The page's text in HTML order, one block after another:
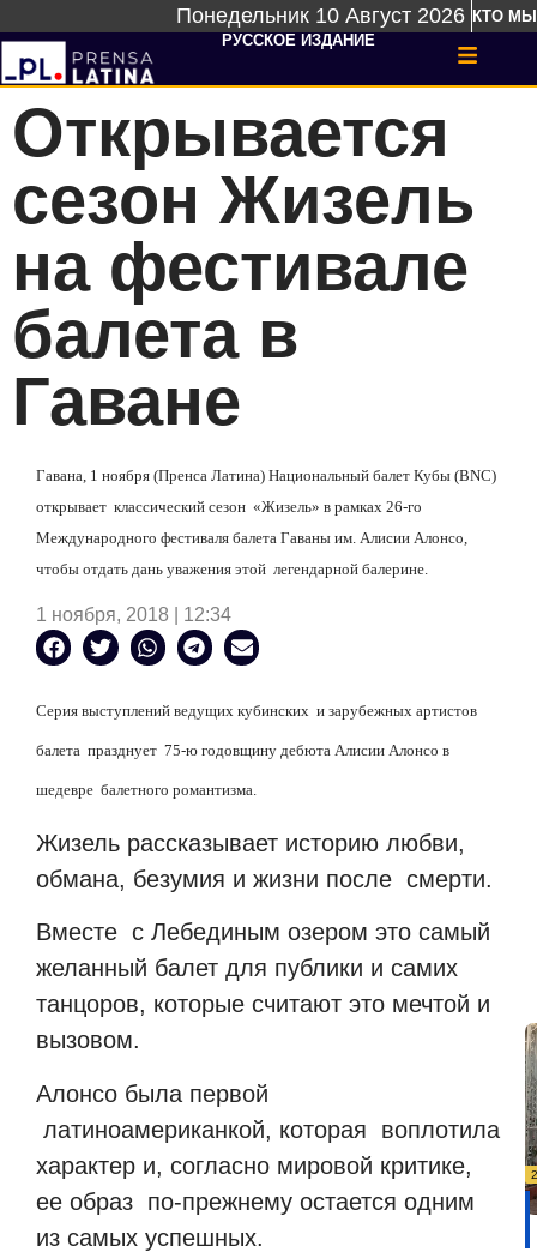
Понедельник 10 Август 2026 КТО МЫ
РУССКОЕ ИЗДАНИЕ
Открывается
сезон Жизель
на фестивале
балета в
Гаване
Гавана, 1 ноября (Пренса Латина) Национальный балет Кубы (BNC)
открывает классический сезон «Жизель» в рамках 26-го
Международного фестиваля балета Гаваны им. Алисии Алонсо,
чтобы отдать дань уважения этой легендарной балерине.
1 ноября, 2018 | 12:34
Серия выступлений ведущих кубинских и зарубежных артистов
балета празднует 75-ю годовщину дебюта Алисии Алонсо в
шедевре балетного романтизма.
Жизель рассказывает историю любви,
обмана, безумия и жизни после смерти.
Вместе с Лебединым озером это самый
желанный балет для публики и самих
танцоров, которые считают это мечтой и
вызовом.
Алонсо была первой
латиноамериканкой, которая
воплотила
характер и, согласно мировой критике,
ее образ по-прежнему остается одним
из самых успешных.